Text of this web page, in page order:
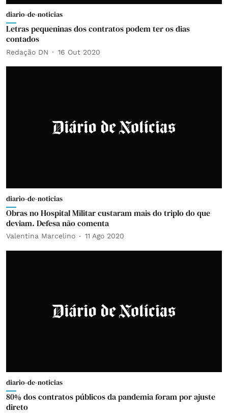
diario-de-noticias
Letras pequeninas dos contratos podem ter os dias
contados
Redação DN 16 Out 2020
diario-de-noticias
Obras no Hospital Militar custaram mais do triplo do que
deviam. Defesa não comenta
Valentina Marcelino 11 Ago 2020
diario-de-noticias
80% dos contratos públicos da pandemia foram por ajuste
direto